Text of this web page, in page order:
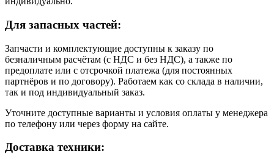
Для запасных частей:
Запчасти и комплектующие доступны к заказу по
безналичным расчётам (с НДС и без НДС), а также по
предоплате или с отсрочкой платежа (для постоянных
партнёров и по договору). Работаем как со склада в наличии,
так и под индивидуальный заказ.
Уточните доступные варианты и условия оплаты у менеджера
по телефону или через форму на сайте.
Доставка техники: